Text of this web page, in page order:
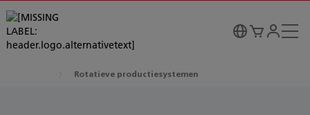
Rotatieve productiesystemen